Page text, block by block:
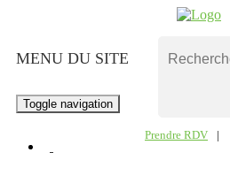
Prendre RDV |
MENU DU SITE
Toggle navigation